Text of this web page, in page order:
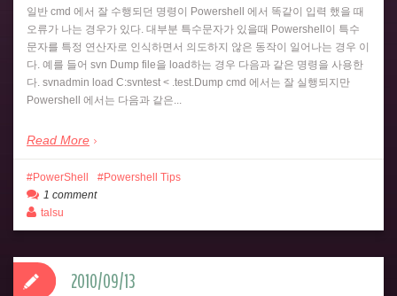
일반 cmd 에서 잘 수행되던 명령이 Powershell 에서 똑같이 입력 했을 때
오류가 나는 경우가 있다. 대부분 특수문자가 있을때 Powershell이 특수
문자를 특정 연산자로 인식하면서 의도하지 않은 동작이 일어나는 경우 이
다. 예를 들어 svn Dump file을 load하는 경우 다음과 같은 명령을 사용한
다. svnadmin load C:svntest < .test.Dump cmd 에서는 잘 실행되지만
Powershell 에서는 다음과 같은...
Read More
PowerShell
Powershell Tips
1 comment
talsu
2010/09/13